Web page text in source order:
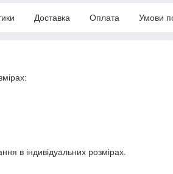
Доставка Оплата Умови
в індивідуальних розмірах.